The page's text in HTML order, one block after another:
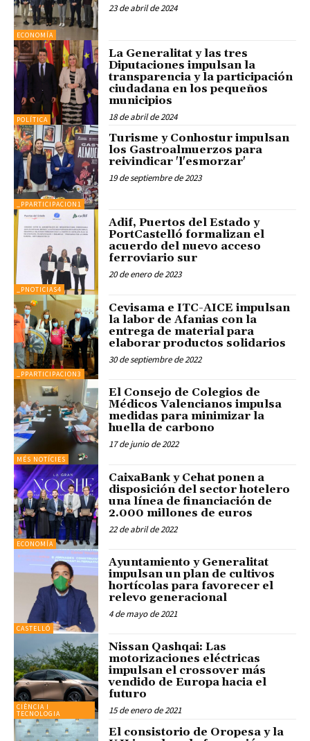
ECONOMÍA
23 de abril de 2024
POLÍTICA
La Generalitat y las tres
Diputaciones impulsan la
transparencia y la participación
ciudadana en los pequeños
municipios
18 de abril de 2024
_PPARTICIPACION1
Turisme y Conhostur impulsan
los Gastroalmuerzos para
reivindicar 'l'esmorzar'
19 de septiembre de 2023
_PNOTICIAS4
Adif, Puertos del Estado y
PortCastelló formalizan el
acuerdo del nuevo acceso
ferroviario sur
20 de enero de 2023
_PPARTICIPACION3
Cevisama e ITC-AICE impulsan
la labor de Afanias con la
entrega de material para
elaborar productos solidarios
30 de septiembre de 2022
MÉS NOTÍCIES
El Consejo de Colegios de
Médicos Valencianos impulsa
medidas para minimizar la
huella de carbono
17 de junio de 2022
ECONOMÍA
CaixaBank y Cehat ponen a
disposición del sector hotelero
una línea de financiación de
2.000 millones de euros
22 de abril de 2022
CASTELLÓ
Ayuntamiento y Generalitat
impulsan un plan de cultivos
hortícolas para favorecer el
relevo generacional
4 de mayo de 2021
CIÈNCIA I
TECNOLOGIA
Nissan Qashqai: Las
motorizaciones eléctricas
impulsan el crossover más
vendido de Europa hacia el
futuro
15 de enero de 2021
El consistorio de Oropesa y la